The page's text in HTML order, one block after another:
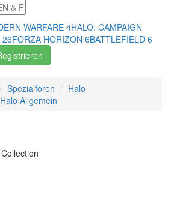
WARFARE 4HALO: CAMPAIGN
26FORZA HORIZON 6BATTLEFIELD 6
Spezialforen
Halo
Halo Allgemein